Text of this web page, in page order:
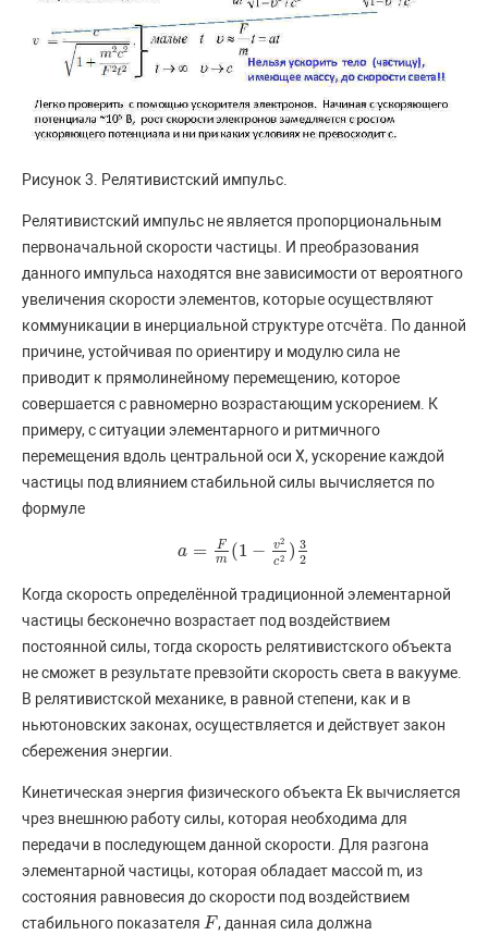
Рисунок 3. Релятивистский импульс.
Релятивистский импульс не является пропорциональным
первоначальной скорости частицы. И преобразования
данного импульса находятся вне зависимости от вероятного
увеличения скорости элементов, которые осуществляют
коммуникации в инерциальной структуре отсчёта. По данной
причине, устойчивая по ориентиру и модулю сила не
приводит к прямолинейному перемещению, которое
совершается с равномерно возрастающим ускорением. К
примеру, с ситуации элементарного и ритмичного
перемещения вдоль центральной оси X, ускорение каждой
частицы под влиянием стабильной силы вычисляется по
формуле
a =
F
m (1 − v2
c2 ) 3
2
a=Fm(1−v 2c2)3 2
Когда скорость определённой традиционной элементарной
частицы бесконечно возрастает под воздействием
постоянной силы, тогда скорость релятивистского объекта
не сможет в результате превзойти скорость света в вакууме.
В релятивистской механике, в равной степени, как и в
ньютоновских законах, осуществляется и действует закон
сбережения энергии.
Кинетическая энергия физического объекта Ek вычисляется
чрез внешнюю работу силы, которая необходима для
передачи в последующем данной скорости. Для разгона
элементарной частицы, которая обладает массой m, из
состояния равновесия до скорости под воздействием
стабильного показателя F
F , данная сила должна